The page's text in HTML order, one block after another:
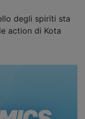
degli spiriti sta
action di Kota